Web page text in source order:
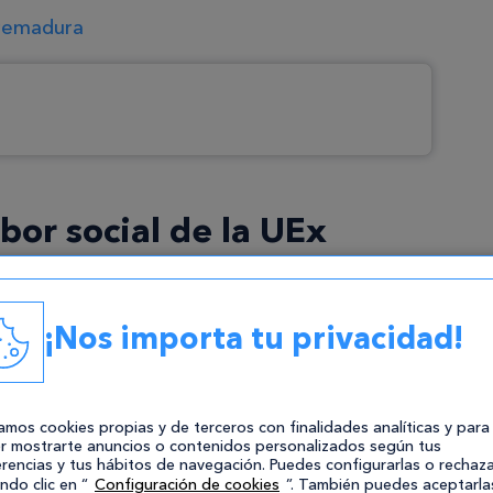
social de la UEx
es una institución relativamente
con otras universidades históricas como la
de Salamanca). En aquel año, la universidad
de Ciencias de Badajoz, el Colegio
de Profesorado de EGB de
Técnica Agrícola de Badajoz. Sin
ha experimentado un
¡Nos importa tu privacidad!
cookies propias y de terceros con finalidades analíticas y para
mostrarte anuncios o contenidos personalizados según tus
y tus hábitos de navegación. Puedes configurarlas o
clic en “ Configuración de cookies ”. También puedes